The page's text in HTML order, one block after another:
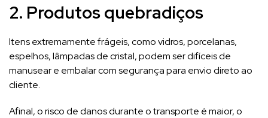
2. Produtos quebradiços
Itens extremamente frágeis, como vidros, porcelanas,
espelhos, lâmpadas de cristal, podem ser difíceis de
manusear e embalar com segurança para envio direto ao
cliente.
Afinal, o risco de danos durante o transporte é maior, o